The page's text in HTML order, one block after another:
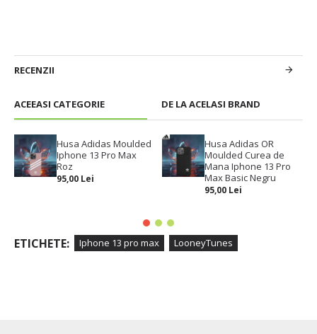
ACEEASI CATEGORIE DE LA ACELASI BRAND
Husa Adidas Moulded
Iphone 13 Pro Max
Roz
95,00 Lei
Husa Adidas OR
Moulded Curea de
Mana Iphone 13 Pro
Max Basic Negru
95,00 Lei
RECENZII
ETICHETE: Iphone 13 pro max LooneyTunes